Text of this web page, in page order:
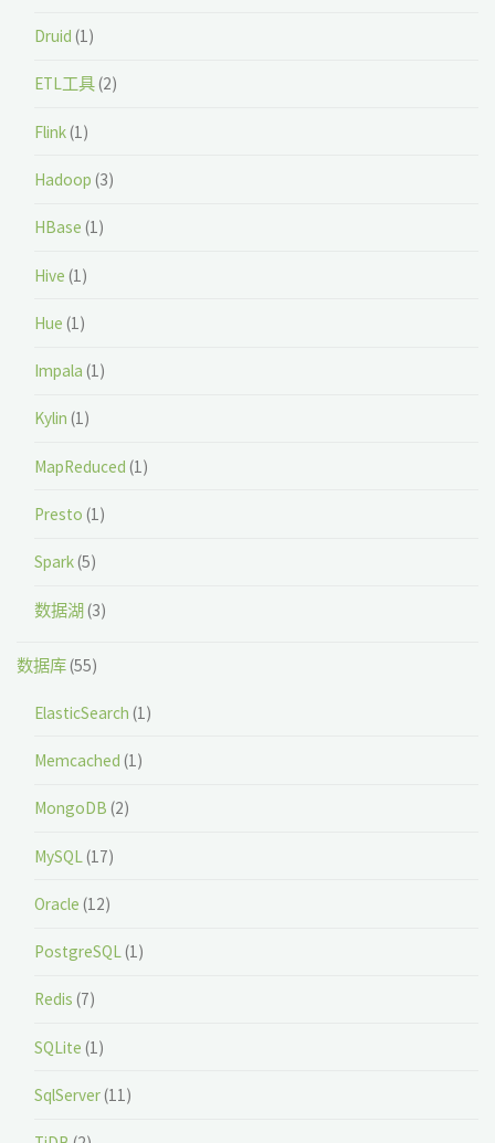
Druid (1)
ETL工具(2)
Flink(1)
Hadoop (3)
HBase (1)
Hive (1)
Hue (1)
Impala (1)
Kylin (1)
MapReduced (1)
Presto (1)
Spark(5)
数据湖(3)
数据库(55)
ElasticSearch (1)
Memcached (1)
MongoDB (2)
MySQL (17)
Oracle (12)
PostgreSQL(1)
Redis (7)
SQLite (1)
SqlServer(11)